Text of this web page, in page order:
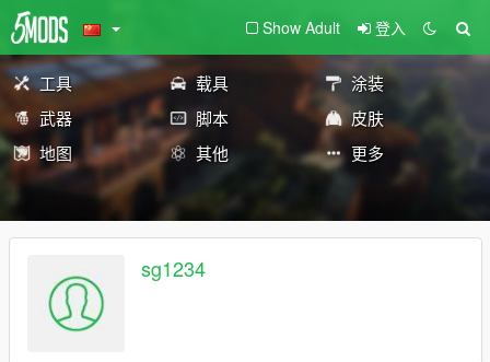
Show Adult 登入
工具 载具
涂装
武器
脚本
皮肤
地图
其他 更多
sg1234